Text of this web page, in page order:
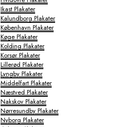
Ikast Plakater
Kalundborg Plakater
København Plakater
Køge Plakater
Kolding Plakater
Korsør Plakater
Lillerød Plakater
Lyngby Plakater
Middelfart Plakater
Næstved Plakater
Nakskov Plakater
Nørresundby Plakater
Nyborg Plakater